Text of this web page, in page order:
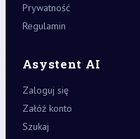
Prywatność
Regulamin
Asystent AI
Zaloguj się
Załóż konto
Szukaj